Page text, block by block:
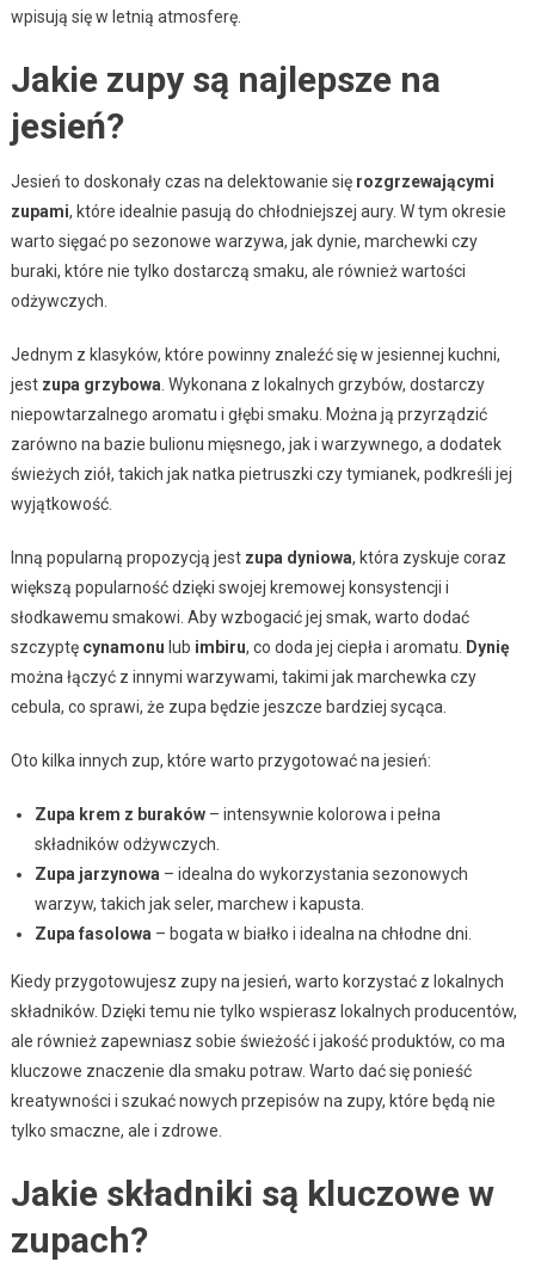
wpisują się w letnią atmosferę.
Jakie zupy są najlepsze na
jesień?
Jesień to doskonały czas na delektowanie się rozgrzewającymi
zupami, które idealnie pasują do chłodniejszej aury. W tym okresie
warto sięgać po sezonowe warzywa, jak dynie, marchewki czy
buraki, które nie tylko dostarczą smaku, ale również wartości
odżywczych.
Jednym z klasyków, które powinny znaleźć się w jesiennej kuchni,
jest zupa grzybowa . Wykonana z lokalnych grzybów, dostarczy
niepowtarzalnego aromatu i głębi smaku. Można ją przyrządzić
zarówno na bazie bulionu mięsnego, jak i warzywnego, a dodatek
świeżych ziół, takich jak natka pietruszki czy tymianek, podkreśli jej
wyjątkowość.
Inną popularną propozycją jest zupa dyniowa, która zyskuje coraz
większą popularność dzięki swojej kremowej konsystencji i
słodkawemu smakowi. Aby wzbogacić jej smak, warto dodać
szczyptę cynamonu lub imbiru, co doda jej ciepła i aromatu.
Dynię
można łączyć z innymi warzywami, takimi jak marchewka czy
cebula, co sprawi, że zupa będzie jeszcze bardziej sycąca.
Oto kilka innych zup, które warto przygotować na jesień:
Zupa krem z buraków– intensywnie kolorowa i pełna
składników odżywczych.
Zupa jarzynowa – idealna do wykorzystania sezonowych
warzyw, takich jak seler, marchew i kapusta.
Zupa fasolowa – bogata w białko i idealna na chłodne dni.
Kiedy przygotowujesz zupy na jesień, warto korzystać z lokalnych
składników. Dzięki temu nie tylko wspierasz lokalnych producentów,
ale również zapewniasz sobie świeżość i jakość produktów, co ma
kluczowe znaczenie dla smaku potraw. Warto dać się ponieść
kreatywności i szukać nowych przepisów na zupy, które będą nie
tylko smaczne, ale i zdrowe.
Jakie składniki są kluczowe w
zupach?